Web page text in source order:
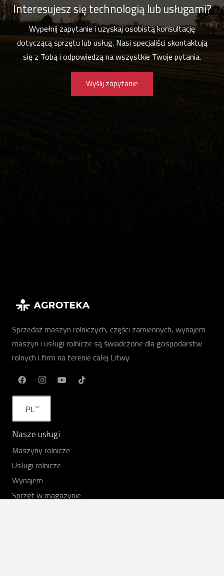
Interesujesz się technologią lub usługami?
Wypełnij zapytanie i uzyskaj osobistą konsultację
dotyczącą sprzętu lub usług. Nasi specjaliści skontaktują
się z Tobą i odpowiedzą na wszystkie Twoje pytania.
Wyślij zapytanie
Sprzedaż maszyn rolniczych, części zamiennych, wynajem
maszyn i usługi rolnicze są świadczone dla gospodarstw
rolnych i firm na terenie całej Litwy.
PL
Nasze usługi
Maszyny rolnicze
Usługi rolnicze
Wynajem
Sprzęt w magazynie